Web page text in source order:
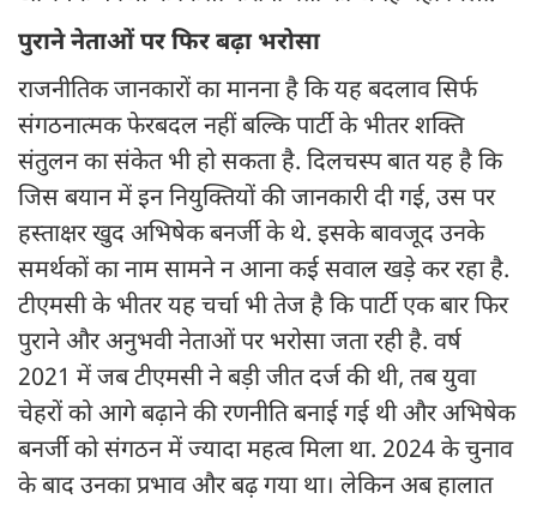
पुराने नेताओं पर फिर बढ़ा भरोसा
राजनीतिक जानकारों का मानना है कि यह बदलाव सिर्फ
संगठनात्मक फेरबदल नहीं बल्कि पार्टी के भीतर शक्ति
संतुलन का संकेत भी हो सकता है. दिलचस्प बात यह है कि
जिस बयान में इन नियुक्तियों की जानकारी दी गई, उस पर
हस्ताक्षर खुद अभिषेक बनर्जी के थे. इसके बावजूद उनके
समर्थकों का नाम सामने न आना कई सवाल खड़े कर रहा है.
टीएमसी के भीतर यह चर्चा भी तेज है कि पार्टी एक बार फिर
पुराने और अनुभवी नेताओं पर भरोसा जता रही है. वर्ष
2021 में जब टीएमसी ने बड़ी जीत दर्ज की थी, तब युवा
चेहरों को आगे बढ़ाने की रणनीति बनाई गई थी और अभिषेक
बनर्जी को संगठन में ज्यादा महत्व मिला था. 2024 के चुनाव
के बाद उनका प्रभाव और बढ़ गया था। लेकिन अब हालात